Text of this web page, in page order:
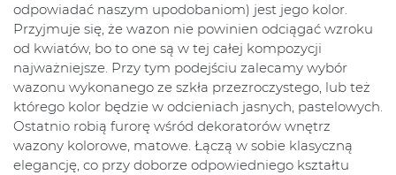
odpowiadać naszym upodobaniom) jest jego kolor.
Przyjmuje się, że wazon nie powinien odciągać wzroku
od kwiatów, bo to one są w tej całej kompozycji
najważniejsze. Przy tym podejściu zalecamy wybór
wazonu wykonanego ze szkła przezroczystego, lub też
którego kolor będzie w odcieniach jasnych, pastelowych.
Ostatnio robią furorę wśród dekoratorów wnętrz
wazony kolorowe, matowe. Łączą w sobie klasyczną
elegancję, co przy doborze odpowiedniego kształtu